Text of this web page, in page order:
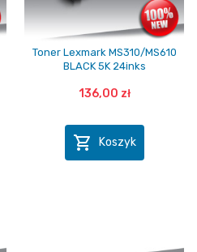
Toner Lexmark MS310/MS610
BLACK 5K 24inks
136,00 zł
 Koszyk